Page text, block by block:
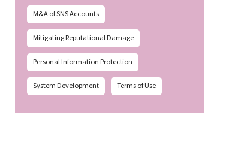
M&A of SNS Accounts
Mitigating Reputational Damage
Personal Information Protection
System Development Terms of Use